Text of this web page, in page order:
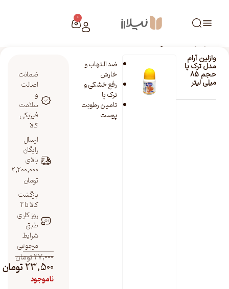
0
فروشگاه نیلارز
وازلین آرام مدل ترک پا حجم 85 میلی لیتر
وازلین آرام
مدل ترک پا
حجم 85
میلی لیتر
ضد التهاب و
خارش
رفع خشکی و
ترک پا
تامین رطوبت
پوست
ضمانت
اصالت
و
سلامت
فیزیکی
کالا
ارسال
رایگان
بالای
2,200,000
تومان
بازگشت
کالا تا 2
روز کاری
طبق
شرایط
مرجوعی
27,000تومان
23,500تومان
ناموجود